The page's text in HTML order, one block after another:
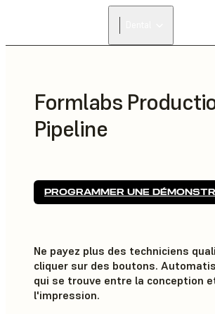
Formlabs
Pipeline
PROGRAMMER UNE
Ne payez plus des techniciens
cliquer sur des boutons.
qui se trouve entre la conception
l'impression.